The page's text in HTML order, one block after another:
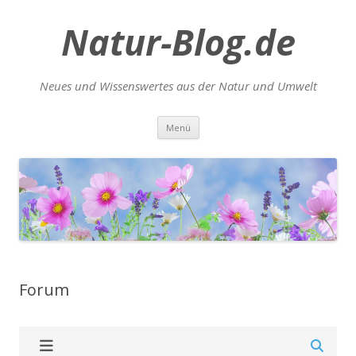
Natur-Blog.de
Neues und Wissenswertes aus der Natur und Umwelt
Menü Zum
springen
Forum